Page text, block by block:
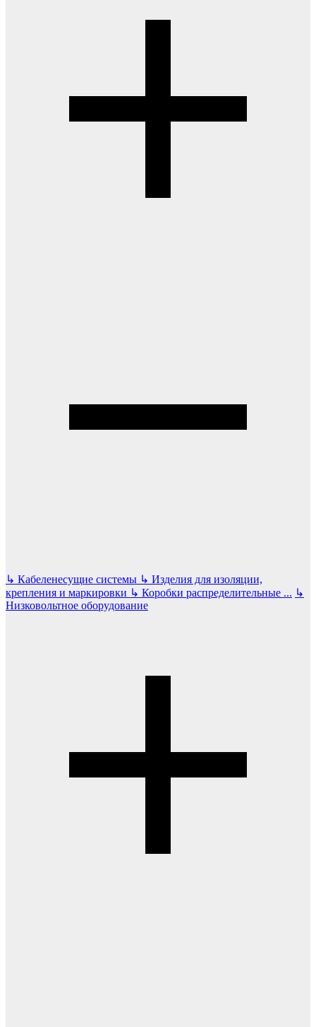
↳ Кабеленесущие системы ↳ Изделия для изоляции,
крепления и маркировки ↳ Коробки распределительные ... ↳
Низковольтное оборудование